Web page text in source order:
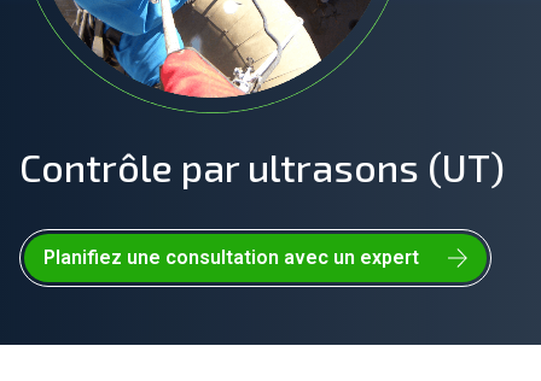
Contact
Rejoignez notre équipe
À propos de nous
FR
Mondial
Contrôle par ultrasons (UT)
Planifiez une consultation avec un expert